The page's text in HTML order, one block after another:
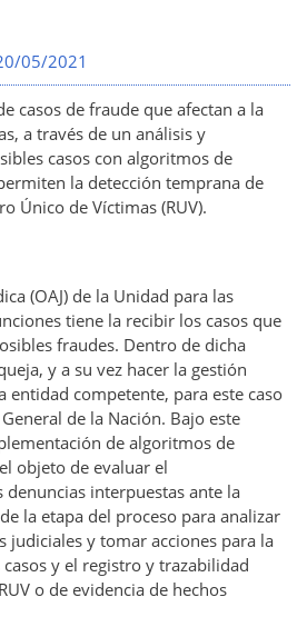
05/2021
casos de fraude que afectan a la
a través de un análisis y
casos con algoritmos de
la detección temprana de
Único de Víctimas (RUV).
(OAJ) de la Unidad para las
tiene la recibir los casos que
fraudes. Dentro de dicha
y a su vez hacer la gestión
entidad competente, para este caso
de la Nación. Bajo este
de algoritmos de
objeto de evaluar el
interpuestas ante la
la etapa del proceso para analizar
judiciales y tomar acciones para la
y el registro y trazabilidad
o de evidencia de hechos